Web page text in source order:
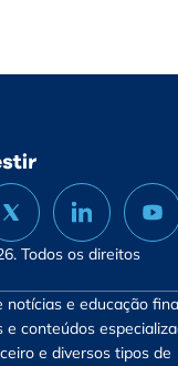
Todos os direitos
notícias e educação
conteúdos
e diversos tipos de